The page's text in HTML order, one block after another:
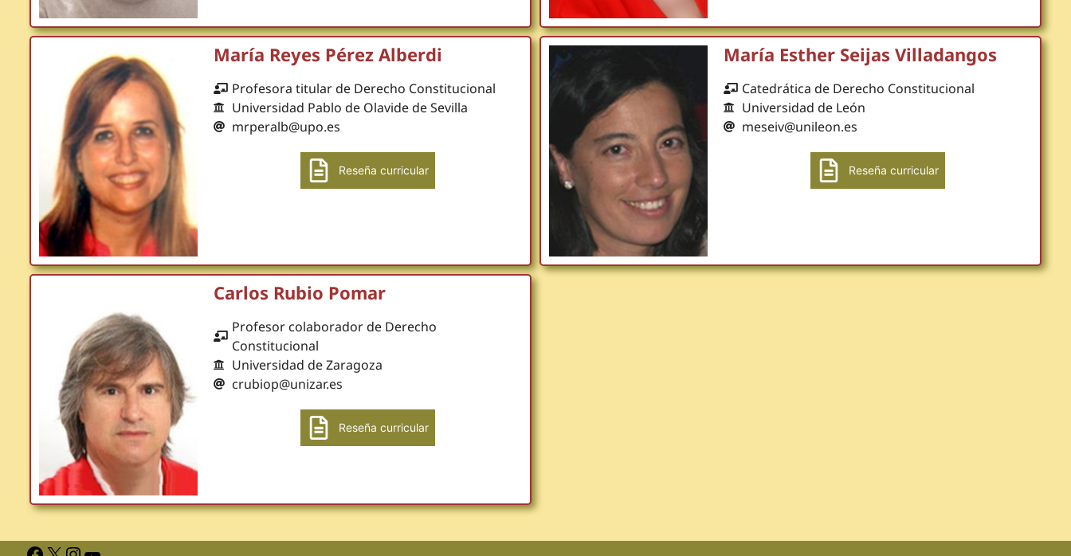
María Reyes Pérez Alberdi
Profesora titular de Derecho Constitucional
Universidad Pablo de Olavide de Sevilla
mrperalb@upo.es
Reseña curricular
María Esther Seijas Villadangos
Catedrática de Derecho Constitucional
Universidad de León
meseiv@unileon.es
Reseña curricular
Carlos Rubio Pomar
Profesor colaborador de Derecho
Constitucional
Universidad de Zaragoza
crubiop@unizar.es
Reseña curricular